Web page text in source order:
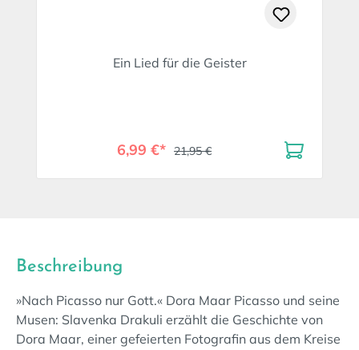
Ein Lied für die Geister
6,99 €* 21,95 €
Beschreibung
»Nach Picasso nur Gott.« Dora Maar Picasso und seine
Musen: Slavenka Drakuli erzählt die Geschichte von
Dora Maar, einer gefeierten Fotografin aus dem Kreise